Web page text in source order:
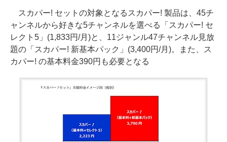
スカパー! セットの対象となるスカパー! 製品は、45チ
ャンネルから好きな5チャンネルを選べる「スカパー! セ
レクト5」(1,833円/月)と、11ジャンル47チャンネル見放
題の「スカパー! 新基本パック」(3,400円/月)。また、ス
カパー! の基本料金390円も必要となる